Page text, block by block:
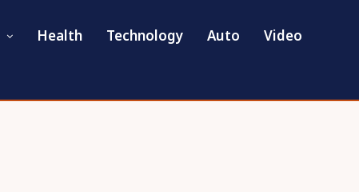
Health Technology Auto Video